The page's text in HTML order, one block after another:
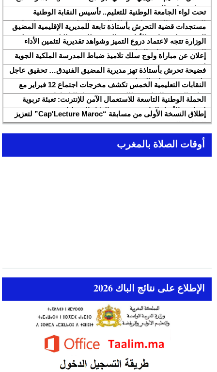
شركة هواوي المغرب
تحت لواء الجامعة الوطنية للتعليم.. تأسيس النقابة الوطنية
للمتصرفين والمتصرفات بقطاع التربية الوطنية SNASE وانتخاب
مكتبها الوطني
مستجدات قضية التحرش بأستاذة تابعة للمديرية الإقليمية المضيق
الفنيدق ولجنة تابعة للأكاديمية الجهوية للتربية والتكوين بجهة طنجة
تطوان الحسيمة، تحل بذات المديرية الإقليمية
الوزارة تتجه لاعتماد دروع التميز وشواهد تقديرية لتثمين الأداء
التربوي بمؤسسات الريادة
إعلان عن مباراة ولوج سلك تلاميذ ضباط المدرسة الملكية الجوية
لسنة 2026
فضيحة تحرش بأستاذة تهز مديرية المضيق الفنيدق… تحقيق عاجل
ولجنة تفتيش على الخط
النقابات التعليمية الخمس تكشف مخرجات اجتماع 12 فبراير مع
وزارة التربية والتعليم وتطالب بتسريع تنزيل الالتزامات
الحملة الوطنية التاسعة للاستعمال الآمن للإنترنت: تعبئة تربوية
لمواجهة الأخبار الزائفة في عصر الذكاء الاصطناعي
إطلاق النسخة الأولى من مسابقة “Cap'Lecture Maroc” لتعزيز
القراءة بالفرنسية سنة 2026
أوقات الصلاة بالمغرب
الإطلاع على نتائج الباك 2026